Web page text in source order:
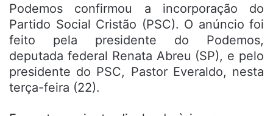
Podemos confirmou a incorporação do
Partido Social Cristão (PSC). O anúncio foi
feito pela presidente do Podemos,
deputada federal Renata Abreu (SP), e pelo
presidente do PSC, Pastor Everaldo, nesta
terça-feira (22).